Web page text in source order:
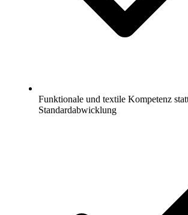
Funktionale und textile Kompetenz
Standardabwicklung